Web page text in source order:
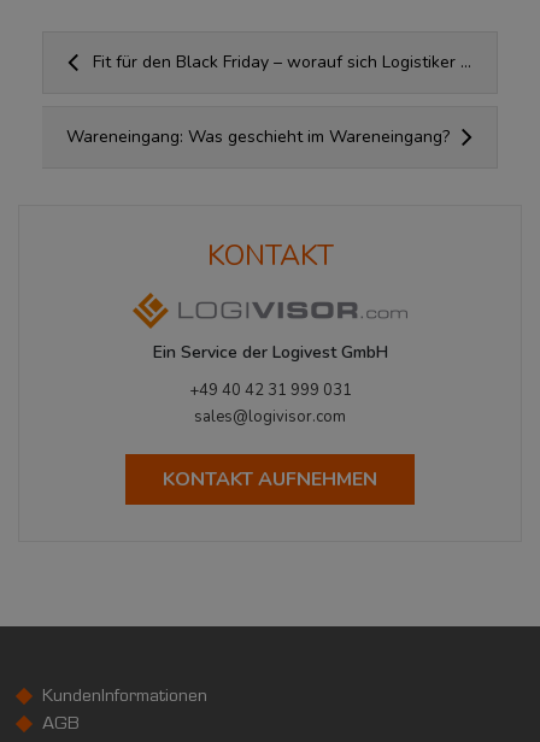
Fit für den Black Friday – worauf sich Logistiker ...
Wareneingang: Was geschieht im Wareneingang?
KONTAKT
Ein Service der Logivest GmbH
+49 40 42 31 999 031
sales@logivisor.com
KONTAKT AUFNEHMEN
KundenInformationen
AGB